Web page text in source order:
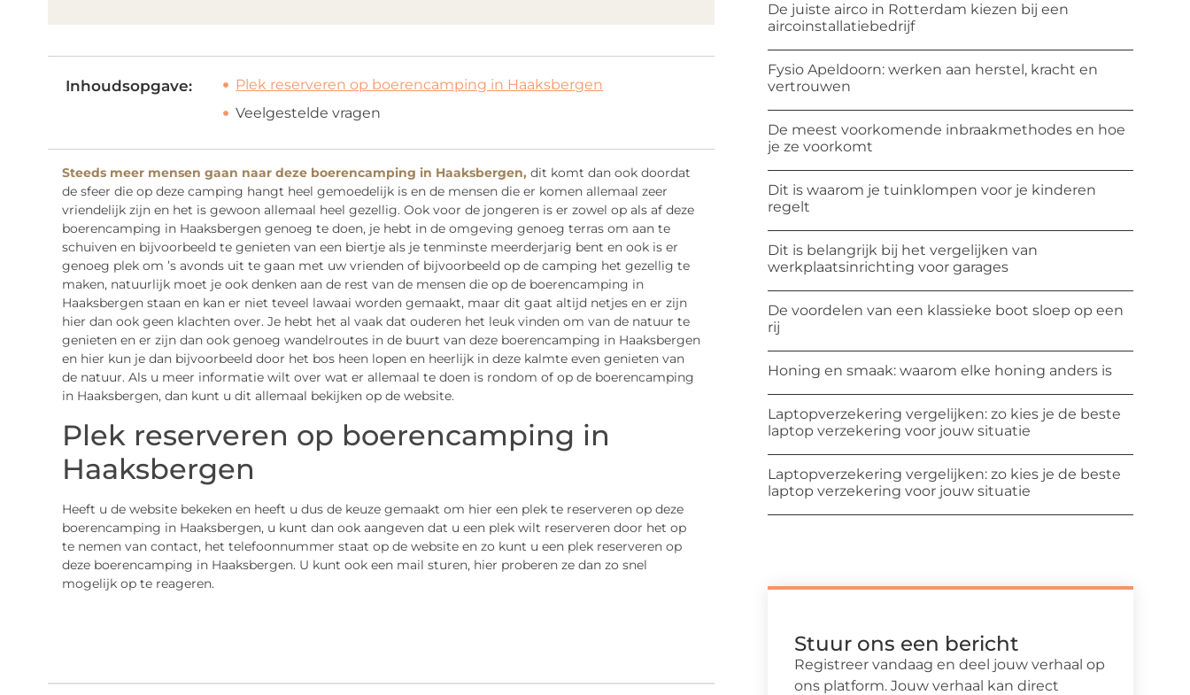
Inhoudsopgave:
Plek reserveren op boerencamping in Haaksbergen
Veelgestelde vragen
Steeds meer mensen gaan naar deze boerencamping in Haaksbergen, dit komt dan ook doordat
de sfeer die op deze camping hangt heel gemoedelijk is en de mensen die er komen allemaal zeer
vriendelijk zijn en het is gewoon allemaal heel gezellig. Ook voor de jongeren is er zowel op als af deze
boerencamping in Haaksbergen genoeg te doen, je hebt in de omgeving genoeg terras om aan te
schuiven en bijvoorbeeld te genieten van een biertje als je tenminste meerderjarig bent en ook is er
genoeg plek om ’s avonds uit te gaan met uw vrienden of bijvoorbeeld op de camping het gezellig te
maken, natuurlijk moet je ook denken aan de rest van de mensen die op de boerencamping in
Haaksbergen staan en kan er niet teveel lawaai worden gemaakt, maar dit gaat altijd netjes en er zijn
hier dan ook geen klachten over. Je hebt het al vaak dat ouderen het leuk vinden om van de natuur te
genieten en er zijn dan ook genoeg wandelroutes in de buurt van deze boerencamping in Haaksbergen
en hier kun je dan bijvoorbeeld door het bos heen lopen en heerlijk in deze kalmte even genieten van
de natuur. Als u meer informatie wilt over wat er allemaal te doen is rondom of op de boerencamping
in Haaksbergen, dan kunt u dit allemaal bekijken op de website.
Plek reserveren op boerencamping in
Haaksbergen
Heeft u de website bekeken en heeft u dus de keuze gemaakt om hier een plek te reserveren op deze
boerencamping in Haaksbergen, u kunt dan ook aangeven dat u een plek wilt reserveren door het op
te nemen van contact, het telefoonnummer staat op de website en zo kunt u een plek reserveren op
deze boerencamping in Haaksbergen. U kunt ook een mail sturen, hier proberen ze dan zo snel
mogelijk op te reageren.
De juiste airco in Rotterdam kiezen bij een
aircoinstallatiebedrijf
Fysio Apeldoorn: werken aan herstel, kracht en
vertrouwen
De meest voorkomende inbraakmethodes en hoe
je ze voorkomt
Dit is waarom je tuinklompen voor je kinderen
regelt
Dit is belangrijk bij het vergelijken van
werkplaatsinrichting voor garages
De voordelen van een klassieke boot sloep op een
rij
Honing en smaak: waarom elke honing anders is
Laptopverzekering vergelijken: zo kies je de beste
laptop verzekering voor jouw situatie
Laptopverzekering vergelijken: zo kies je de beste
laptop verzekering voor jouw situatie
Stuur ons een bericht
Registreer vandaag en deel jouw verhaal op
ons platform. Jouw verhaal kan direct